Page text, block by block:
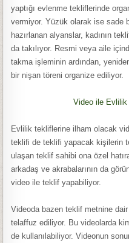
yaptığı evlenme tekliflerinde
vermiyor. Yüzük olarak ise sade
hazırlanan alyanslar, kadının
da takılıyor. Resmi veya aile
takma işleminin ardından,
bir nişan töreni organize ediliyor.
Video ile Evlilik
Evlilik tekliflerine ilham olacak
teklifi de teklifi yapacak kişilerin
ulaşan teklif sahibi ona özel
arkadaş ve akrabalarının da
video ile teklif yapabiliyor.
Videoda bazen teklif metnine
telaffuz ediliyor. Bu videolarda
de kullanılabiliyor. Videonun